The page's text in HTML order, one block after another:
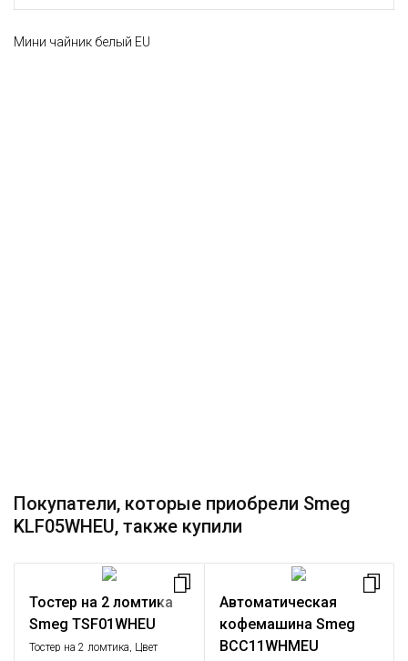
Мини чайник белый EU
Покупатели, которые приобрели Smeg
KLF05WHEU, также купили
Тостер на 2 ломтика
Smeg TSF01WHEU
Тостер на 2 ломтика, Цвет
Автоматическая
кофемашина Smeg
BCC11WHMEU